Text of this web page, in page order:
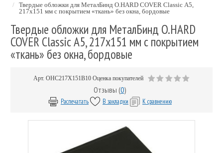
Твердые обложки для МеталБинд O.HARD COVER Classic А5,
217х151 мм с покрытием «ткань» без окна, бордовые
Твердые обложки для МеталБинд O.HARD
COVER Classic А5, 217х151 мм с покрытием
«ткань» без окна, бордовые
Арт. OHC217X151B10 Оценка покупателей
Отзывы (0)
Распечатать В закладки К сравнению